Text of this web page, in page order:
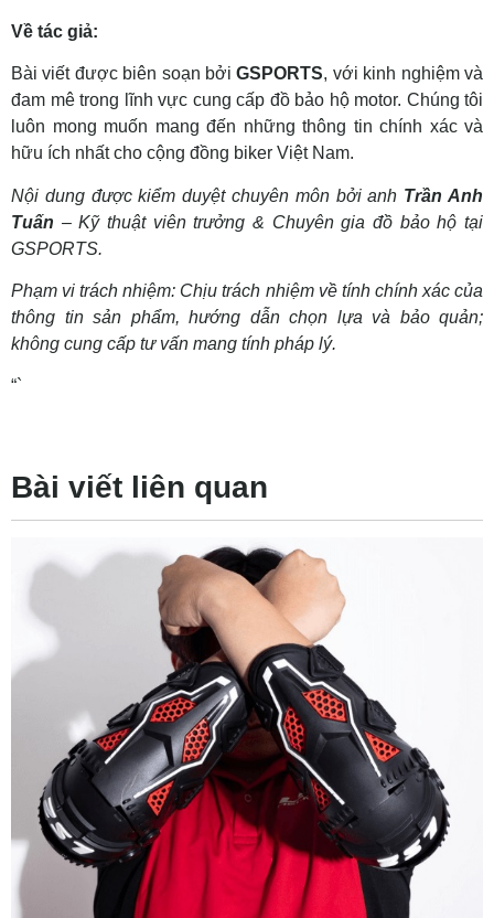
Về tác giả:
Bài viết được biên soạn bởiGSPORTS, với kinh nghiệm và
đam mê trong lĩnh vực cung cấp đồ bảo hộ motor. Chúng tôi
luôn mong muốn mang đến những thông tin chính xác và
hữu ích nhất cho cộng đồng biker Việt Nam.
Nội dung được kiểm duyệt chuyên môn bởi anh Trần Anh
Tuấn – Kỹ thuật viên trưởng & Chuyên gia đồ bảo hộ tại
GSPORTS.
Phạm vi trách nhiệm: Chịu trách nhiệm về tính chính xác của
thông tin sản phẩm, hướng dẫn chọn lựa và bảo quản;
không cung cấp tư vấn mang tính pháp lý.
“`
Bài viết liên quan